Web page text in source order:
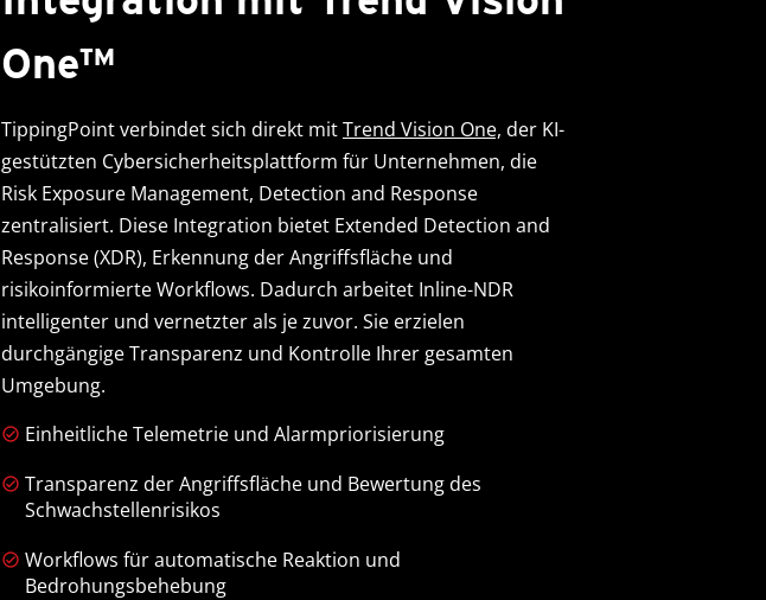
One™
TippingPoint verbindet sich direkt mitTrend Vision One, der KI-
gestützten Cybersicherheitsplattform für Unternehmen, die
Risk Exposure Management, Detection and Response
zentralisiert. Diese Integration bietet Extended Detection and
Response (XDR), Erkennung der Angriffsfläche und
risikoinformierte Workflows. Dadurch arbeitet Inline-NDR
intelligenter und vernetzter als je zuvor. Sie erzielen
durchgängige Transparenz und Kontrolle Ihrer gesamten
Umgebung.
Einheitliche Telemetrie und Alarmpriorisierung
Transparenz der Angriffsfläche und Bewertung des
Schwachstellenrisikos
Workflows für automatische Reaktion und
Bedrohungsbehebung